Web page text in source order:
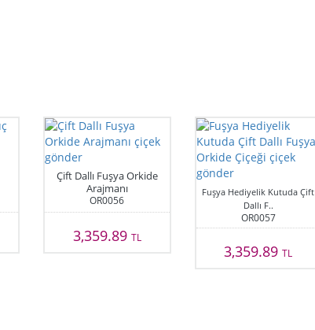
Çift Dallı Fuşya Orkide
Arajmanı
OR0056
3,359.89 TL
Fuşya Hediyelik Kutuda Çift
Dallı F..
OR0057
3,359.89TL